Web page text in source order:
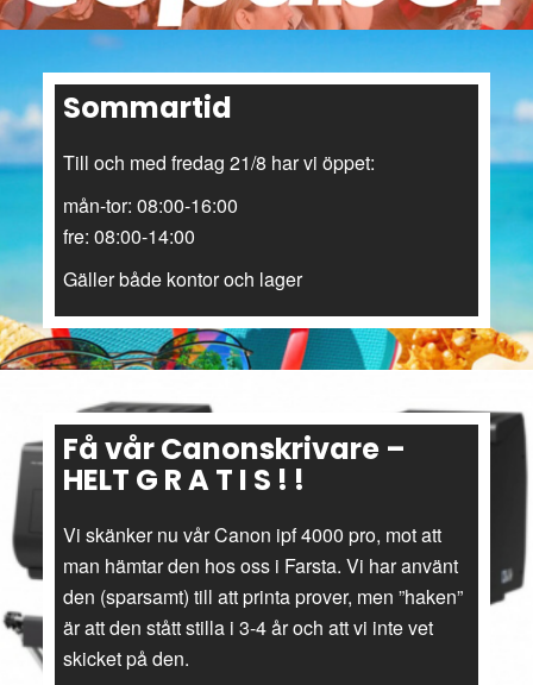
Sommartid
Till och med fredag 21/8 har vi öppet:
mån-tor: 08:00-16:00
fre: 08:00-14:00
Gäller både kontor och lager
Få vår Canonskrivare –
HELT G R A T I S ! !
Vi skänker nu vår Canon ipf 4000 pro, mot att
man hämtar den hos oss i Farsta. Vi har använt
den (sparsamt) till att printa prover, men ”haken”
är att den stått stilla i 3-4 år och att vi inte vet
skicket på den.